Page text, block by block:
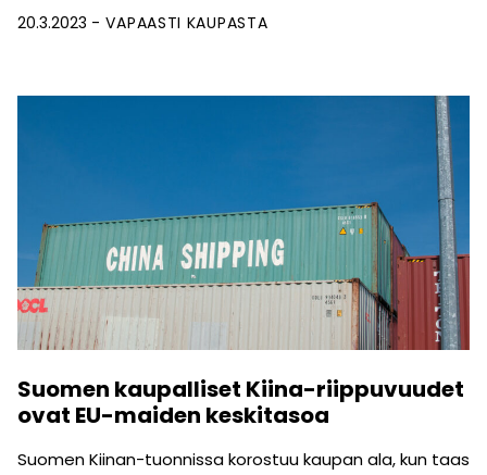
20.3.2023 VAPAASTI KAUPASTA
Suomen kaupalliset Kiina-riippuvuudet
ovat EU-maiden keskitasoa
Suomen Kiinan-tuonnissa korostuu kaupan ala, kun taas